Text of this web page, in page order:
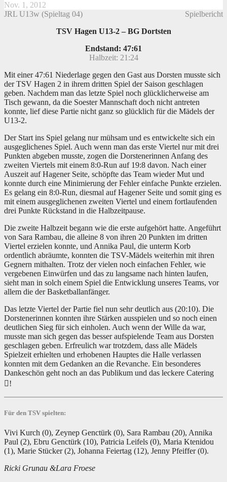
Nov. 1, 2012
JRL U13w (Spieltag 04)
Spielbericht
TSV Hagen U13-2 – BG Dortsten
Endstand: 47:61
Halbzeit: 21:24
Mit einer 47:61 Niederlage gegen den Gast aus Dorsten musste sich
der TSV Hagen 2 in ihrem dritten Spiel der Saison geschlagen
geben. Nachdem man das letzte Spiel noch glücklicherweise am
Tisch gewann, da die Soester Mannschaft doch nicht antreten
konnte, lief diese Partie nicht ganz so glücklich für die Mädels der
U13-2.
Der Start ins Spiel gelang nur mühsam und es entwickelte sich ein
ausgeglichenes Spiel. Auch wenn man das erste Viertel nur mit drei
Punkten abgeben musste, zogen die Dorstenerinnen Anfang des
zweiten Viertels mit einem 8:0-Run auf 19:8 davon. Nach einer
Auszeit auf Hagener Seite, schöpfte das Team wieder Mut und
konnte durch eine Minimierung der Fehler einfache Punkte erzielen.
Es gelang ein 8:0-Run, diesmal auf Hagener Seite und somit ging es
mit einem ausgeglichenen zweiten Viertel und einem fortlaufenden
drei Punkte Rückstand in die Halbzeitpause.
Die zweite Halbzeit begann wie die erste aufgehört hatte. Angeführt
von Sara Rambau, die alleine 8 von ihren 20 Punkten im dritten
Viertel erzielen konnte, und Annika Paul, die unterm Korb
ordentlich abräumte, konnten die TSV-Mädels weiterhin mit ihren
Gegnern mithalten. Trotz der vielen noch einfachen Fehler, wie
vergebenen Einwürfen und das zu langsame nach hinten laufen,
sieht man in solch einem Spiel die Entwicklung unseres Teams, vor
allem die der Basketballanfänger.
Das letzte Viertel der Partie fiel nun sehr deutlich aus (20:10). Die
Dorstenerinnen konnten ihre Stärken ausspielen und so noch einen
deutlichen Sieg für sich einholen. Auch wenn der Wille da war,
musste man sich gegen das besser aufspielende Team aus Dorsten
geschlagen geben. Erfreulich war trotzdem, dass alle Mädels
Spielzeit erhielten und erhobenen Hauptes die Halle verlassen
konnten mit dem Gedanken an die Revanche. Ein besonderes
Dankeschön geht noch an das Publikum und das leckere Catering
!
Für den TSV spielten:
Vivi Kurch (0), Zeynep Genctürk (0), Sara Rambau (20), Annika
Paul (2), Ebru Genctürk (10), Patricia Leifels (0), Maria Ktenidou
(1), Marie Stücker (2), Johanna Feiertag (12), Jenny Pfeiffer (0).
Ricki Grunau &Lara Froese